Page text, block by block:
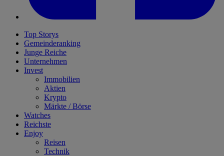
Top Storys
Gemeinderanking
Junge Reiche
Unternehmen
Invest
Immobilien
Aktien
Krypto
Märkte / Börse
Watches
Reichste
Enjoy
Reisen
Technik